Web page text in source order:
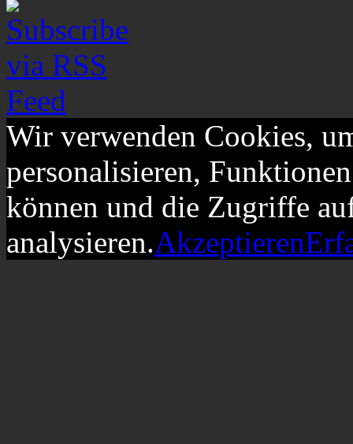
Wir verwenden Cookies,
personalisieren,
können und die Zugriffe
analysieren.Akzeptieren